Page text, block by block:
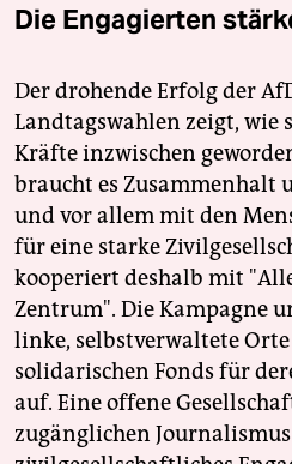
Die Engagierten
Der drohende Erfolg der
Landtagswahlen zeigt, wie
Kräfte inzwischen
braucht es Zusammenhalt
und vor allem mit den
für eine starke
kooperiert deshalb mit
Zentrum". Die Kampagne
linke, selbstverwaltete
solidarischen Fonds für
auf. Eine offene
zugänglichen